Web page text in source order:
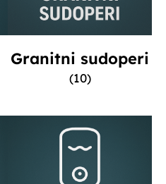
Granitni sudoperi
(10)